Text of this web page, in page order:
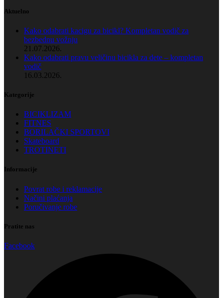
Aktuelno
Kako odabrati kacigu za bicikl? Kompletan vodič za
bezbednu vožnju
21.07.2026.
Kako odabrati pravu veličinu bicikla za dete – kompletan
vodič
16.03.2026.
Kategorije
BICIKLIZAM
FITNES
BORILAČKI SPORTOVI
Skateboard
TROTINETI
Informacije
Povrat robe i reklamacije
Načini plaćanja
Poručivanje robe
Pratite nas
Facebook